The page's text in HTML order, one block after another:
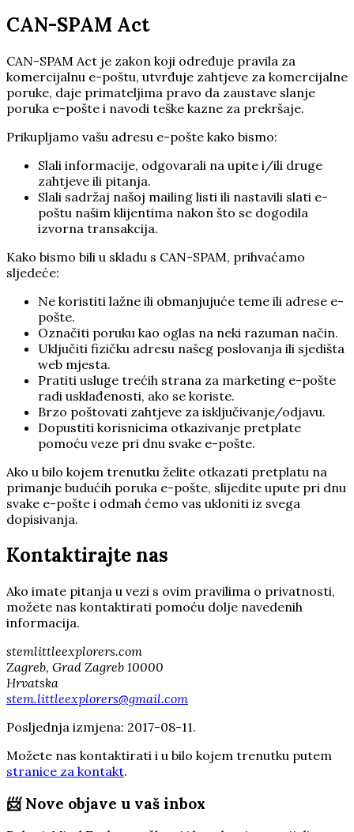
CAN-SPAM Act
CAN-SPAM Act je zakon koji određuje pravila za
komercijalnu e-poštu, utvrđuje zahtjeve za komercijalne
poruke, daje primateljima pravo da zaustave slanje
poruka e-pošte i navodi teške kazne za prekršaje.
Prikupljamo vašu adresu e-pošte kako bismo:
Slali informacije, odgovarali na upite i/ili druge
zahtjeve ili pitanja.
Slali sadržaj našoj mailing listi ili nastavili slati e-
poštu našim klijentima nakon što se dogodila
izvorna transakcija.
Kako bismo bili u skladu s CAN-SPAM, prihvaćamo
sljedeće:
Ne koristiti lažne ili obmanjujuće teme ili adrese e-
pošte.
Označiti poruku kao oglas na neki razuman način.
Uključiti fizičku adresu našeg poslovanja ili sjedišta
web mjesta.
Pratiti usluge trećih strana za marketing e-pošte
radi usklađenosti, ako se koriste.
Brzo poštovati zahtjeve za isključivanje/odjavu.
Dopustiti korisnicima otkazivanje pretplate
pomoću veze pri dnu svake e-pošte.
Ako u bilo kojem trenutku želite otkazati pretplatu na
primanje budućih poruka e-pošte, slijedite upute pri dnu
svake e-pošte i odmah ćemo vas ukloniti iz svega
dopisivanja.
Kontaktirajte nas
Ako imate pitanja u vezi s ovim pravilima o privatnosti,
možete nas kontaktirati pomoću dolje navedenih
informacija.
stemlittleexplorers.com
Zagreb, Grad Zagreb 10000
Hrvatska
stem.littleexplorers@gmail.com
Posljednja izmjena: 2017-08-11.
Možete nas kontaktirati i u bilo kojem trenutku putem
stranice za kontakt.
📨 Nove objave u vaš inbox